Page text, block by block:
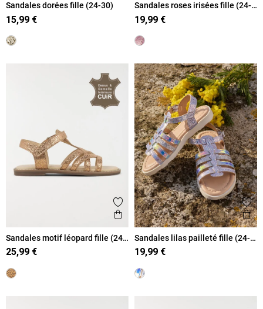
Sandales dorées fille (24-30)
15,99 €
Sandales roses irisées fille (24-
30)
19,99 €
Ajouter aux favoris
Aperçu rapide
Sandales motif léopard fille (24-
30)
25,99 €
Sandales lilas pailleté fille (24-
30)
19,99 €